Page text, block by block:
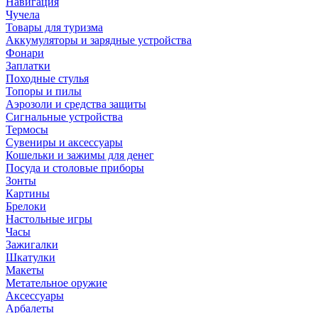
Чучела
Товары для туризма
Аккумуляторы и зарядные устройства
Фонари
Заплатки
Походные стулья
Топоры и пилы
Аэрозоли и средства защиты
Сигнальные устройства
Термосы
Сувениры и аксессуары
Кошельки и зажимы для денег
Посуда и столовые приборы
Зонты
Картины
Брелоки
Настольные игры
Часы
Зажигалки
Шкатулки
Макеты
Метательное оружие
Аксессуары
Арбалеты